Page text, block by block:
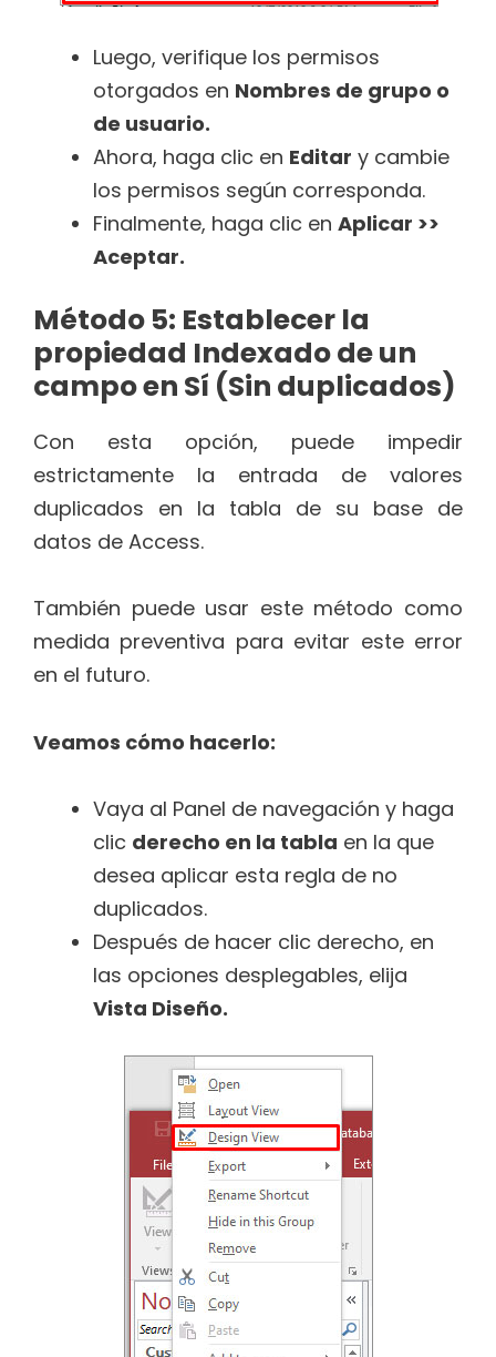
Luego, verifique los permisos
otorgados en Nombres de grupo o
de usuario.
Ahora, haga clic en Editar y cambie
los permisos según corresponda.
Finalmente, haga clic en Aplicar >>
Aceptar.
Método 5: Establecer la
propiedad Indexado de un
campo en Sí (Sin duplicados)
Con esta opción, puede impedir
estrictamente la entrada de valores
duplicados en la tabla de su base de
datos de Access.
También puede usar este método como
medida preventiva para evitar este error
en el futuro.
Veamos cómo hacerlo:
Vaya al Panel de navegación y haga
clic derecho en la tabla en la que
desea aplicar esta regla de no
duplicados.
Después de hacer clic derecho, en
las opciones desplegables, elija
Vista Diseño.